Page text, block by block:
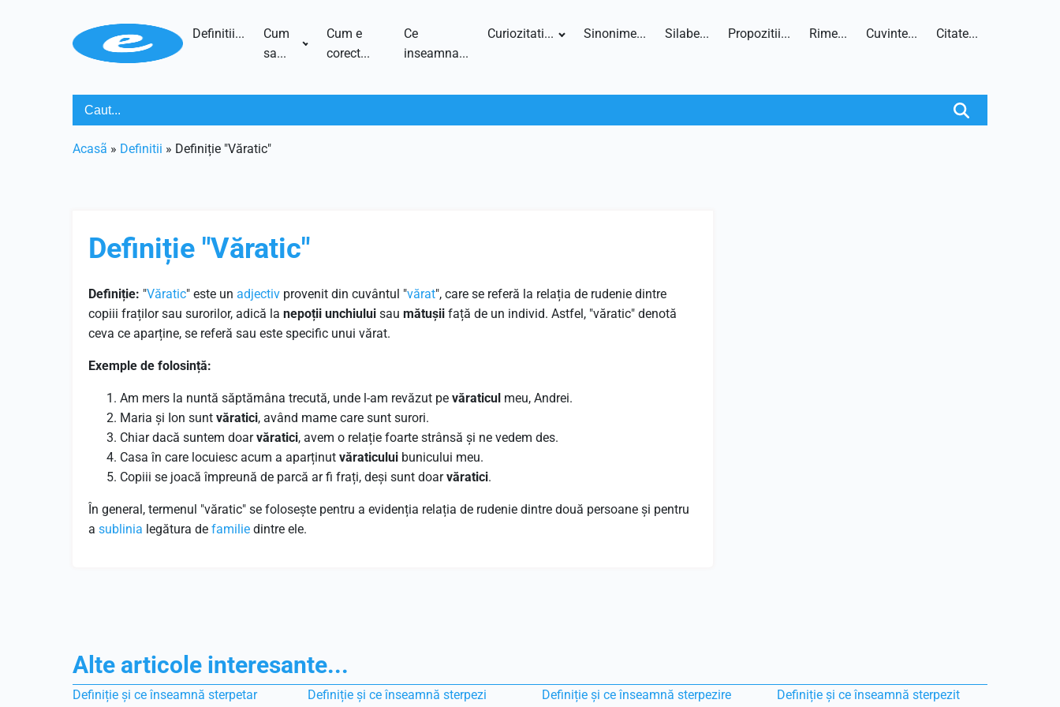
Definitii...
Cum
sa...
Cum e
corect...
Ce
inseamna...
Curiozitati... Sinonime... Silabe... Propozitii... Rime... Cuvinte... Citate...
Acasã » Definitii » Definiție "Văratic"
Definiție "Văratic"
Definiție: "Văratic" este un adjectiv provenit din cuvântul "vărat", care se referă la relația de rudenie dintre
copiii fraților sau surorilor, adică la nepoții unchiului sau mătușii față de un individ. Astfel, "văratic" denotă
ceva ce aparține, se referă sau este specific unui vărat.
Exemple de folosință:
Am mers la nuntă săptămâna trecută, unde l-am revăzut pe văraticul meu, Andrei.
Maria și Ion sunt văratici, având mame care sunt surori.
Chiar dacă suntem doarvăratici, avem o relație foarte strânsă și ne vedem des.
Casa în care locuiesc acum a aparținut văraticului bunicului meu.
Copiii se joacă împreună de parcă ar fi frați, deși sunt doarvăratici.
În general, termenul "văratic" se folosește pentru a evidenția relația de rudenie dintre două persoane și pentru
a sublinia legătura de familie dintre ele.
Alte articole interesante...
Definiție și ce înseamnă sterpetar Definiție și ce înseamnă sterpezi Definiție și ce înseamnă sterpezire Definiție și ce înseamnă sterpezit